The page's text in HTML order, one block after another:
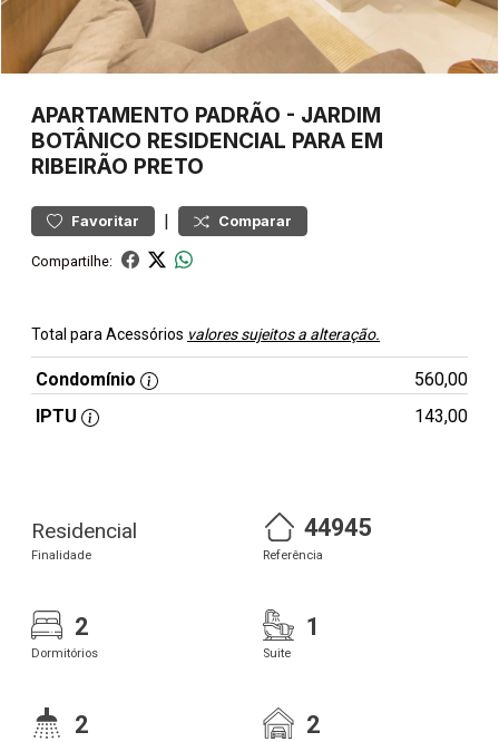
APARTAMENTO PADRÃO - JARDIM
BOTÂNICO RESIDENCIAL PARA EM
RIBEIRÃO PRETO
Favoritar | Comparar
Compartilhe:
Total para Acessórios valores sujeitos a alteração.
Condomínio
560,00
IPTU
143,00
Residencial
Finalidade
44945
Referência
2
Dormitórios
1
Suite
2 2